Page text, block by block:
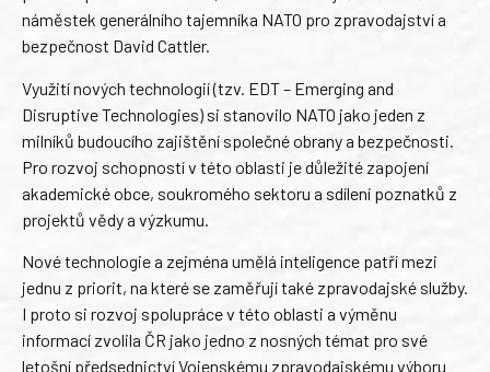
náměstek generálního tajemníka NATO pro zpravodajství a
bezpečnost David Cattler.
Využití nových technologií (tzv. EDT – Emerging and
Disruptive Technologies) si stanovilo NATO jako jeden z
milníků budoucího zajištění společné obrany a bezpečnosti.
Pro rozvoj schopností v této oblasti je důležité zapojení
akademické obce, soukromého sektoru a sdílení poznatků z
projektů vědy a výzkumu.
Nové technologie a zejména umělá inteligence patří mezi
jednu z priorit, na které se zaměřují také zpravodajské služby.
I proto si rozvoj spolupráce v této oblasti a výměnu
informací zvolila ČR jako jedno z nosných témat pro své
letošní předsednictví Vojenskému zpravodajskému výboru